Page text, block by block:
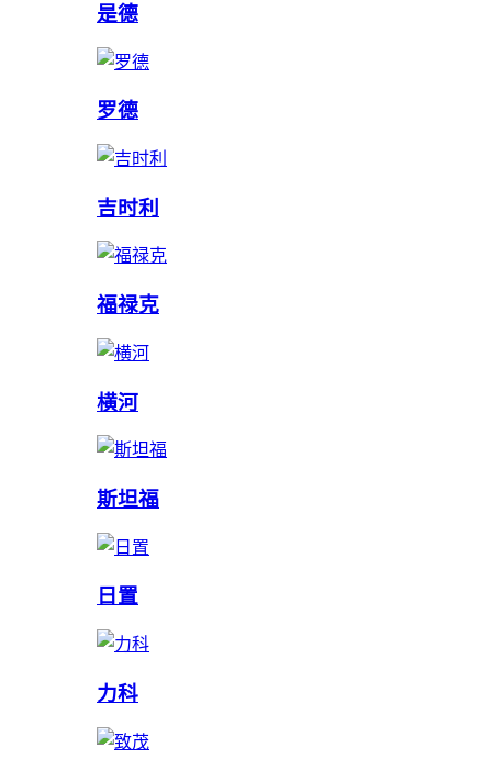
是德
罗德
吉时利
福禄克
横河
斯坦福
日置
力科